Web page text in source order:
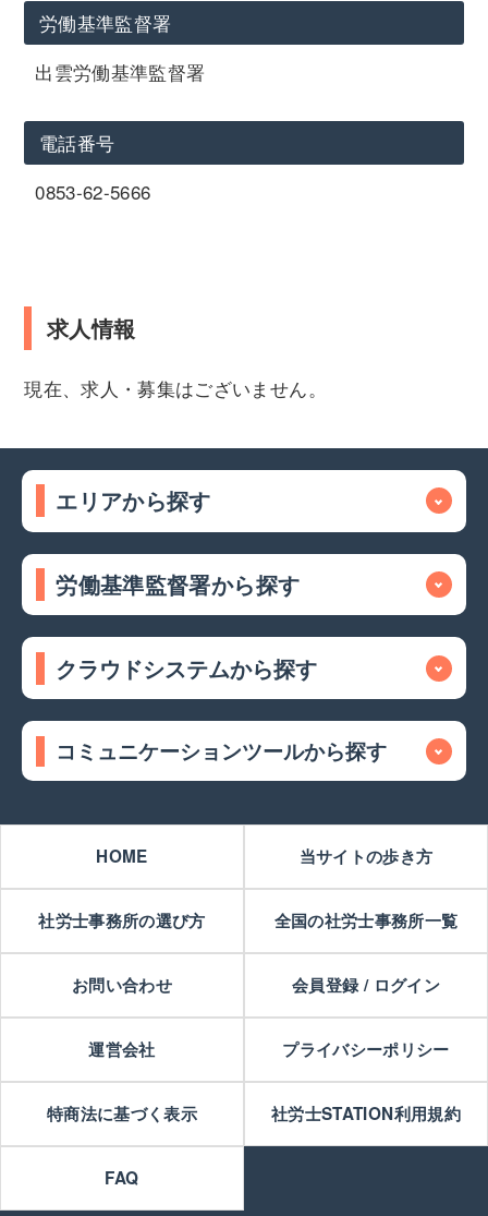
労働基準監督署
出雲労働基準監督署
電話番号
0853-62-5666
求人情報
現在、求人・募集はございません。
エリアから探す
労働基準監督署から探す
クラウドシステムから探す
コミュニケーションツールから探す
HOME 当サイトの歩き方
社労士事務所の選び方 全国の社労士事務所一覧
お問い合わせ 会員登録 / ログイン
運営会社 プライバシーポリシー
特商法に基づく表示 社労士STATION利用規約
FAQ